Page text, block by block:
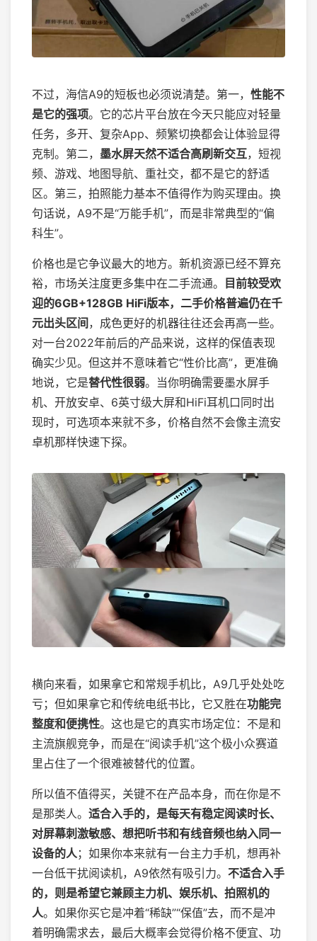
不过，海信A9的短板也必须说清楚。第一， 性能不
是它的强项。它的芯片平台放在今天只能应对轻量
任务，多开、复杂App、频繁切换都会让体验显得
克制。第二， 墨水屏天然不适合高刷新交互，短视
频、游戏、地图导航、重社交，都不是它的舒适
区。第三，拍照能力基本不值得作为购买理由。换
句话说，A9不是“万能手机”，而是非常典型的“偏
科生”。
价格也是它争议最大的地方。新机资源已经不算充
裕，市场关注度更多集中在二手流通。 目前较受欢
迎的6GB+128GB HiFi版本，二手价格普遍仍在千
元出头区间，成色更好的机器往往还会再高一些。
对一台2022年前后的产品来说，这样的保值表现
确实少见。但这并不意味着它“性价比高”，更准确
地说，它是替代性很弱。当你明确需要墨水屏手
机、开放安卓、6英寸级大屏和HiFi耳机口同时出
现时，可选项本来就不多，价格自然不会像主流安
卓机那样快速下探。
横向来看，如果拿它和常规手机比，A9几乎处处吃
亏；但如果拿它和传统电纸书比，它又胜在功能完
整度和便携性。这也是它的真实市场定位：不是和
主流旗舰竞争，而是在“阅读手机”这个极小众赛道
里占住了一个很难被替代的位置。
所以值不值得买，关键不在产品本身，而在你是不
是那类人。 适合入手的，是每天有稳定阅读时长、
对屏幕刺激敏感、想把听书和有线音频也纳入同一
设备的人；如果你本来就有一台主力手机，想再补
一台低干扰阅读机，A9依然有吸引力。 不适合入手
的，则是希望它兼顾主力机、娱乐机、拍照机的
人。如果你买它是冲着“稀缺”“保值”去，而不是冲
着明确需求去，最后大概率会觉得价格不便宜、功